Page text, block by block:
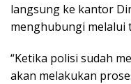
langsung ke kantor
menghubungi melalui
“Ketika polisi sudah
akan melakukan